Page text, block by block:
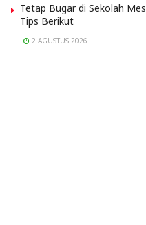
Tetap Bugar di Sekolah
Tips Berikut
2 AGUSTUS 2026